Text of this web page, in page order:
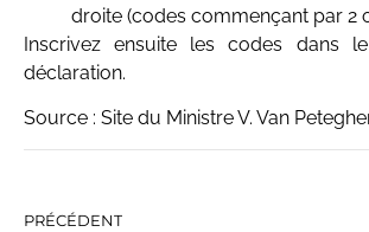
droite (codes commençant par 2
Inscrivez ensuite les codes dans
déclaration.
Source : Site du Ministre V. Van
PRÉCÉDENT